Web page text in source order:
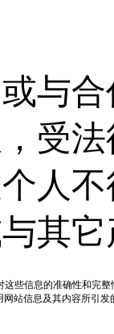
与
受
人
其
些信息的准确性和完
站信息及其内容所引